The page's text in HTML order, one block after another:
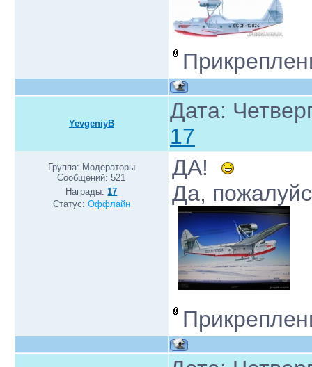
YevgeniyB
Дата:
17
Группа: Модераторы
Сообщений:521
Награды:17
Статус: Оффлайн
ДА!
Да,